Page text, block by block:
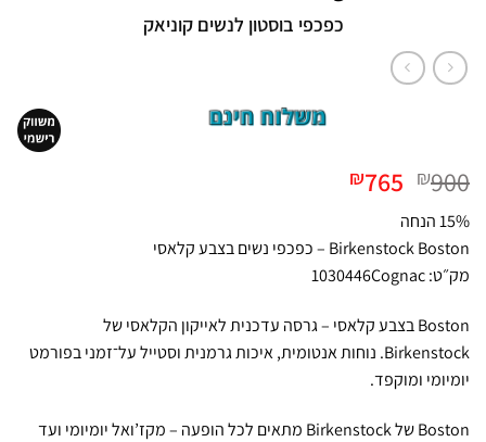
כפכפי בוסטון לנשים קוניאק
₪900 המחיר
היה:
₪900.
₪765
הוא:
₪765.
15% הנחה
Birkenstock Boston – כפכפי נשים בצבע קלאסי
מק״ט: 1030446Cognac
Boston בצבע קלאסי – גרסה עדכנית לאייקון הקלאסי של
Birkenstock. נוחות אנטומית, איכות גרמנית וסטייל על־זמני בפורמט
יומיומי ומוקפד.
Boston של Birkenstock מתאים לכל הופעה – מקז’ואל יומיומי ועד